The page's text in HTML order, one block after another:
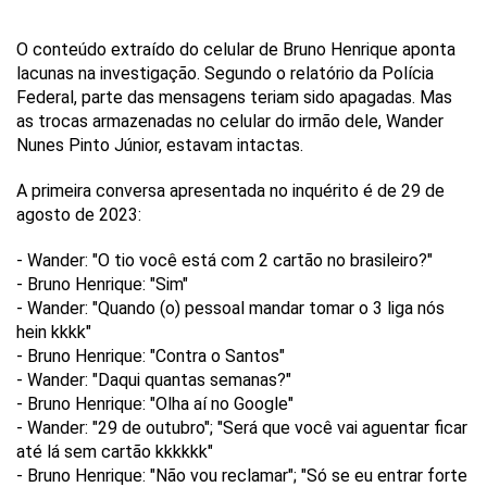
O conteúdo extraído do celular de Bruno Henrique aponta
lacunas na investigação. Segundo o relatório da Polícia
Federal, parte das mensagens teriam sido apagadas. Mas
as trocas armazenadas no celular do irmão dele, Wander
Nunes Pinto Júnior, estavam intactas.
A primeira conversa apresentada no inquérito é de 29 de
agosto de 2023:
- Wander: "O tio você está com 2 cartão no brasileiro?"
- Bruno Henrique: "Sim"
- Wander: "Quando (o) pessoal mandar tomar o 3 liga nós
hein kkkk"
- Bruno Henrique: "Contra o Santos"
- Wander: "Daqui quantas semanas?"
- Bruno Henrique: "Olha aí no Google"
- Wander: "29 de outubro"; "Será que você vai aguentar ficar
até lá sem cartão kkkkkk"
- Bruno Henrique: "Não vou reclamar"; "Só se eu entrar forte